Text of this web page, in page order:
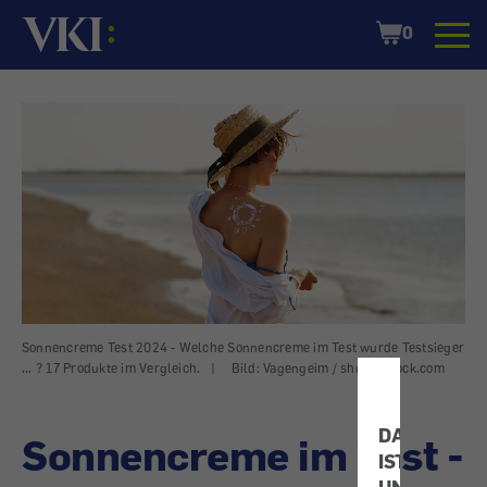
IST
Startseite
Shopping
Cart
0
Sonnencreme Test 2024 - Welche Sonnencreme im Test wurde Testsieger
... ? 17 Produkte im Vergleich.
| Bild: Vagengeim / shutterstock.com
Sonnencreme im Test -